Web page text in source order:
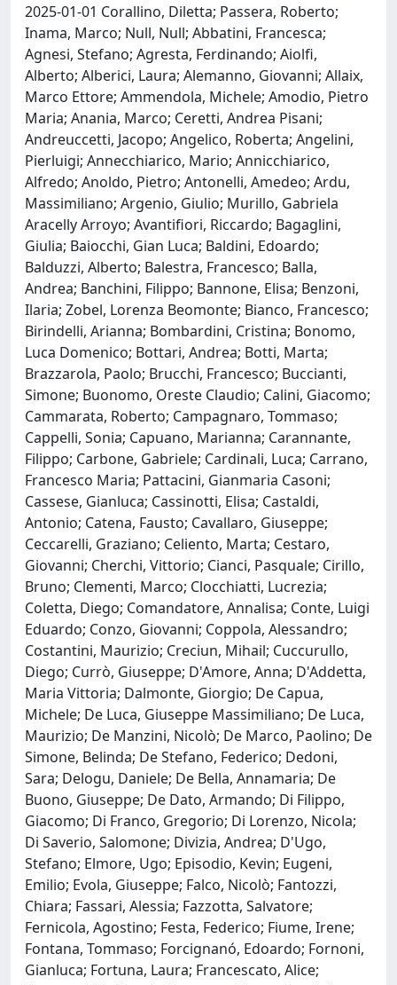
2025-01-01 Corallino, Diletta; Passera, Roberto;
Inama, Marco; Null, Null; Abbatini, Francesca;
Agnesi, Stefano; Agresta, Ferdinando; Aiolfi,
Alberto; Alberici, Laura; Alemanno, Giovanni; Allaix,
Marco Ettore; Ammendola, Michele; Amodio, Pietro
Maria; Anania, Marco; Ceretti, Andrea Pisani;
Andreuccetti, Jacopo; Angelico, Roberta; Angelini,
Pierluigi; Annecchiarico, Mario; Annicchiarico,
Alfredo; Anoldo, Pietro; Antonelli, Amedeo; Ardu,
Massimiliano; Argenio, Giulio; Murillo, Gabriela
Aracelly Arroyo; Avantifiori, Riccardo; Bagaglini,
Giulia; Baiocchi, Gian Luca; Baldini, Edoardo;
Balduzzi, Alberto; Balestra, Francesco; Balla,
Andrea; Banchini, Filippo; Bannone, Elisa; Benzoni,
Ilaria; Zobel, Lorenza Beomonte; Bianco, Francesco;
Birindelli, Arianna; Bombardini, Cristina; Bonomo,
Luca Domenico; Bottari, Andrea; Botti, Marta;
Brazzarola, Paolo; Brucchi, Francesco; Buccianti,
Simone; Buonomo, Oreste Claudio; Calini, Giacomo;
Cammarata, Roberto; Campagnaro, Tommaso;
Cappelli, Sonia; Capuano, Marianna; Carannante,
Filippo; Carbone, Gabriele; Cardinali, Luca; Carrano,
Francesco Maria; Pattacini, Gianmaria Casoni;
Cassese, Gianluca; Cassinotti, Elisa; Castaldi,
Antonio; Catena, Fausto; Cavallaro, Giuseppe;
Ceccarelli, Graziano; Celiento, Marta; Cestaro,
Giovanni; Cherchi, Vittorio; Cianci, Pasquale; Cirillo,
Bruno; Clementi, Marco; Clocchiatti, Lucrezia;
Coletta, Diego; Comandatore, Annalisa; Conte, Luigi
Eduardo; Conzo, Giovanni; Coppola, Alessandro;
Costantini, Maurizio; Creciun, Mihail; Cuccurullo,
Diego; Currò, Giuseppe; D'Amore, Anna; D'Addetta,
Maria Vittoria; Dalmonte, Giorgio; De Capua,
Michele; De Luca, Giuseppe Massimiliano; De Luca,
Maurizio; De Manzini, Nicolò; De Marco, Paolino; De
Simone, Belinda; De Stefano, Federico; Dedoni,
Sara; Delogu, Daniele; De Bella, Annamaria; De
Buono, Giuseppe; De Dato, Armando; Di Filippo,
Giacomo; Di Franco, Gregorio; Di Lorenzo, Nicola;
Di Saverio, Salomone; Divizia, Andrea; D'Ugo,
Stefano; Elmore, Ugo; Episodio, Kevin; Eugeni,
Emilio; Evola, Giuseppe; Falco, Nicolò; Fantozzi,
Chiara; Fassari, Alessia; Fazzotta, Salvatore;
Fernicola, Agostino; Festa, Federico; Fiume, Irene;
Fontana, Tommaso; Forcignanó, Edoardo; Fornoni,
Gianluca; Fortuna, Laura; Francescato, Alice;